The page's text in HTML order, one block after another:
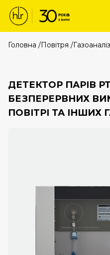
Головна /Повітря /
ДЕТЕКТОР ПАРІВ
БЕЗПЕРЕРВНИХ
ПОВІТРІ ТА ІНШИХ